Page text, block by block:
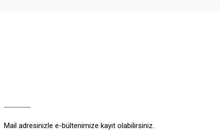
Mail adresinizle e-bültenimize kayıt olabilirsiniz.